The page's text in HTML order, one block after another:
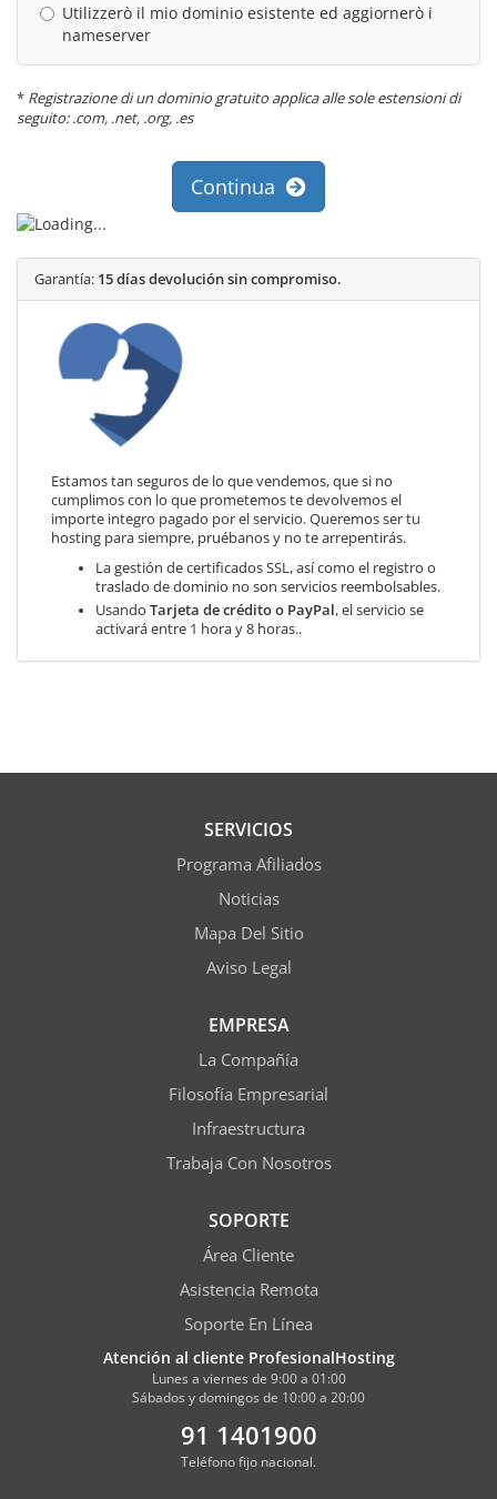
Utilizzerò il mio dominio esistente ed aggiornerò i
nameserver
* Registrazione di un dominio gratuito applica alle sole estensioni di
seguito: .com, .net, .org, .es
Continua
Garantía: 15 días devolución sin compromiso.
Estamos tan seguros de lo que vendemos, que si no
cumplimos con lo que prometemos te devolvemos el
importe integro pagado por el servicio. Queremos ser tu
hosting para siempre, pruébanos y no te arrepentirás.
La gestión de certificados SSL, así como el registro o
traslado de dominio no son servicios reembolsables.
Usando Tarjeta de crédito o PayPal, el servicio se
activará entre 1 hora y 8 horas..
SERVICIOS
Programa Afiliados
Noticias
Mapa Del Sitio
Aviso Legal
EMPRESA
La Compañía
Filosofía Empresarial
Infraestructura
Trabaja Con Nosotros
SOPORTE
Área Cliente
Asistencia Remota
Soporte En Línea
Atención al cliente ProfesionalHosting
Lunes a viernes de 9:00 a 01:00
Sábados y domingos de 10:00 a 20:00
91 1401900
Teléfono fijo nacional.